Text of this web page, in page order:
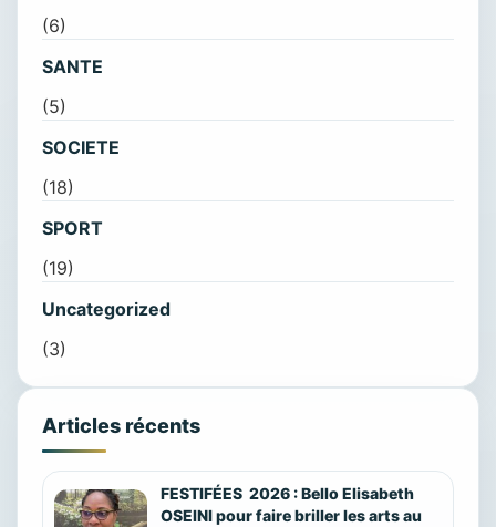
(6)
SANTE
(5)
SOCIETE
(18)
SPORT
(19)
Uncategorized
(3)
Articles récents
FESTIFÉES 2026 : Bello Elisabeth
OSEINI pour faire briller les arts au